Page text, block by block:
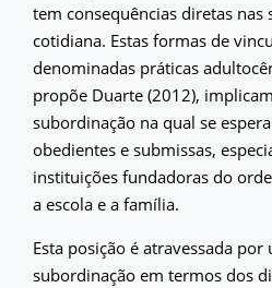
tem consequências diretas nas
cotidiana. Estas formas de
denominadas práticas
propõe Duarte (2012),
subordinação na qual se
obedientes e submissas,
instituições fundadoras do
a escola e a família.
Esta posição é atravessada por
subordinação em termos dos